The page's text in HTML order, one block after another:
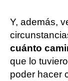
Y, además,
cuánto
que lo
poder hacer